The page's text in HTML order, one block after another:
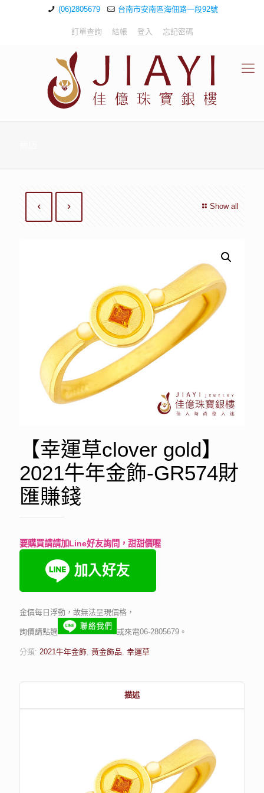
(06)2805679 台南市安南區海佃路一段92號
訂單查詢 結帳 登入 忘記密碼
Show all
【幸運草clover gold】
2021牛年金飾-GR574財
匯賺錢
要購買請請加Line好友詢問，甜甜價喔
金價每日浮動，故無法呈現價格，
詢價請點選 或來電06-2805679。
分類: 2021牛年金飾 黃金飾品 幸運草
描述